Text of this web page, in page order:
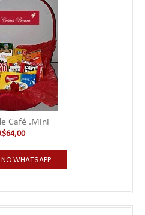
Café .Mini
WHATSAPP